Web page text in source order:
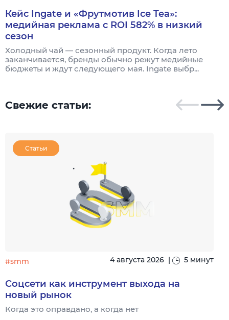
Кейс Ingate и «Фрутмотив Ice Tea»:
медийная реклама с ROI 582% в низкий
сезон
Холодный чай — сезонный продукт. Когда лето
заканчивается, бренды обычно режут медийные
бюджеты и ждут следующего мая. Ingate выбр...
Свежие статьи:
Статьи
#smm 4 августа 2026 | 5 минут
Соцсети как инструмент выхода на
новый рынок
Когда это оправдано, а когда нет